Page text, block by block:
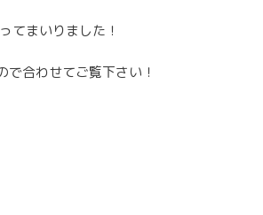
てまいりました！
で合わせてご覧下さい！